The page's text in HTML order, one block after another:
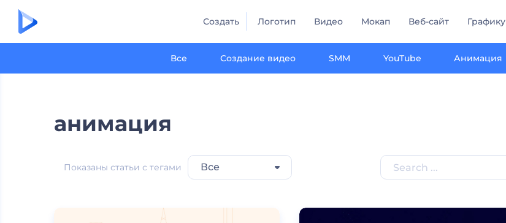
Создать Логотип Видео Мокап Веб-сайт Графику
Все Создание видео SMM YouTube Анимация
анимация
Показаны статьи с тегами Все